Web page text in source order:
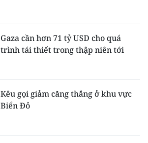
Gaza cần hơn 71 tỷ USD cho quá
trình tái thiết trong thập niên tới
Kêu gọi giảm căng thẳng ở khu vực
Biển Đỏ